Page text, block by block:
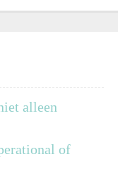
alleen
of